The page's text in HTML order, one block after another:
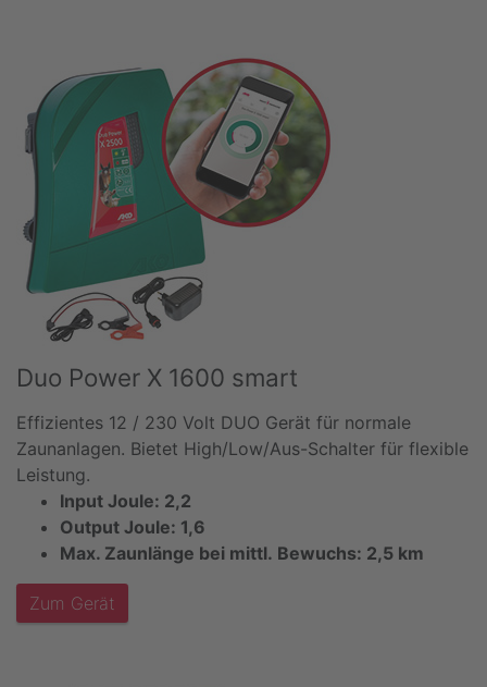
Duo Power X 1600 smart
Effizientes 12 / 230 Volt DUO Gerät für normale
Zaunanlagen. Bietet High/Low/Aus-Schalter für flexible
Leistung.
Input Joule: 2,2
Output Joule: 1,6
Max. Zaunlänge bei mittl. Bewuchs: 2,5 km
Zum Gerät